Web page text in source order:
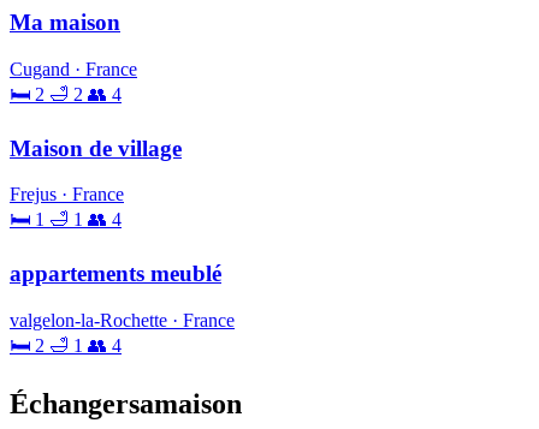
Ma maison
Cugand · France
🛏 2 🛁 2 👥 4
Maison de village
Frejus · France
🛏 1 🛁 1 👥 4
appartements meublé
valgelon-la-Rochette · France
🛏 2 🛁 1 👥 4
Échangersamaison